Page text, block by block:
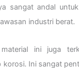
sangat andal
industri berat.
ini juga
korosi. Ini sangat